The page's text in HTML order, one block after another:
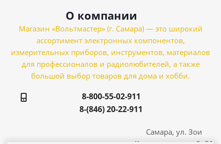
О компании
Магазин «Вольтмастер» (г. Самара) — это широкий
ассортимент электронных компонентов,
измерительных приборов, инструментов, материалов
для профессионалов и радиолюбителей, а также
большой выбор товаров для дома и хобби.
8-800-55-02-911
8-(846) 20-22-911
Самара, ул. Зои